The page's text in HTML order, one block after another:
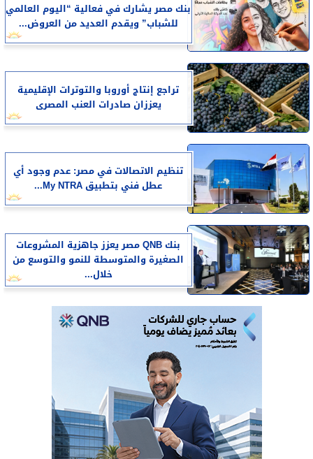
بنك مصر يشارك في فعالية “اليوم العالمي
للشباب” ويقدم العديد من العروض...
تراجع إنتاج أوروبا والتوترات الإقليمية
يعززان صادرات العنب المصرى
تنظيم الاتصالات في مصر: عدم وجود أي
عطل فني بتطبيق My NTRA...
بنك QNB مصر يعزز جاهزية المشروعات
الصغيرة والمتوسطة للنمو والتوسع من
خلال...